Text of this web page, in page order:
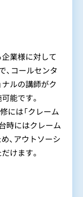
業様に対して
、コールセンタ
ルの講師がク
能です。
には「クレーム
時にはクレーム
、アウトソーシ
けます。